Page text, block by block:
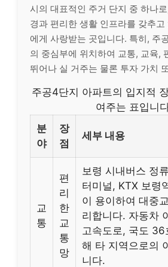
시의 대표적인 주거 단지 중 하나
경과 편리한 생활 인프라를 갖추
에게 사랑받는 곳입니다. 특히, 주
의 중심부에 위치하여 교통, 교육,
뛰어나 실 거주는 물론 투자 가치
주공4단지 아파트의 입지적
여주는 표입니
분
야
장
점
세부 내용
교
통
편
리
한
교
통
망
보령 시내버스 정
터미널, KTX 보령
이 용이하여 대중
리합니다. 자동차
고속도로, 국도 36
해 타 지역으로의
니다.